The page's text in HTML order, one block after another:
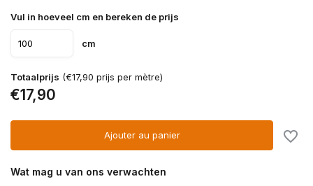
Vul in hoeveel cm en bereken de prijs
cm
Totaalprijs (€17,90 prijs per mètre)
€17,90
Ajouter au panier
Wat mag u van ons verwachten